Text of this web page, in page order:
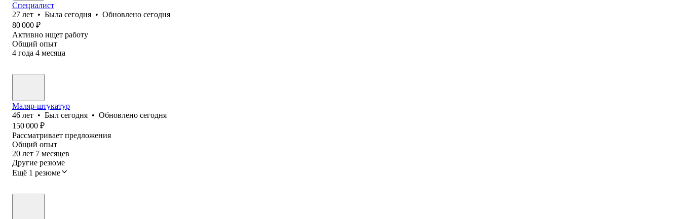
Специалист
27 лет • Была сегодня • Обновлено сегодня
80 000 ₽
Активно ищет работу
Общий опыт
4 года 4 месяца
Маляр-штукатур
46 лет • Был сегодня • Обновлено сегодня
150 000 ₽
Рассматривает предложения
Общий опыт
20 лет 7 месяцев
Другие резюме
Ещё 1 резюме